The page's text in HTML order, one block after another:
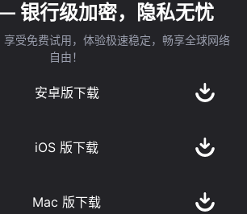
银行级加密，隐私无忧
受免费试用，体验极速稳定，畅享全球网络
自由！
安卓版下载
iOS 版下载
Mac 版下载